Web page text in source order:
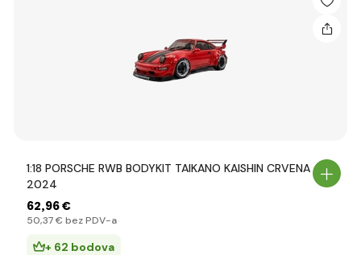
1:18 PORSCHE RWB BODYKIT TAIKANO KAISHIN CRVENA
2024
62,96 €
50,37 € bez PDV-a
+ 62 bodova